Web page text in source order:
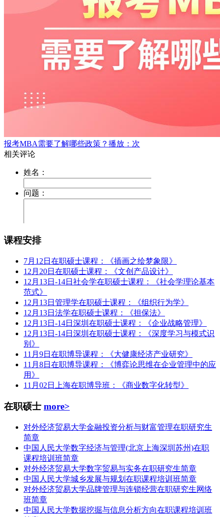
报考MBA需要了解哪些政策？ 播放：次
课程安排
7月12日在职硕士课程：《插画之绘梦象限》
12月20日在职硕士课程：《文创产品设计》
12月13日-14日社会学在职硕士课程：《社会学理论基本
范式》
12月13日管理学在职硕士课程：《组织行为学》
12月13日法学在职硕士课程：《担保法》
12月13日-14日深圳在职硕士课程：《企业战略管理》
12月13日-14日深圳在职硕士课程：《深度学习与模式识
别》
11月9日在职博导课程：《大健康经济产业研究》
11月8日在职博导课程：《博弈论思维在企业管理中的应
用》
11月02日上海在职博导班：《商业数字化转型》
在职硕士 more>
对外经济贸易大学金融投资分析与财富管理在职研究生
简章
中国人民大学数字经济与管理(北京上海深圳苏州)在职
课程培训班简章
对外经济贸易大学数字贸易与实务在职研究生简章
中国人民大学城乡发展与规划在职课程培训班简章
对外经济贸易大学品牌管理与连锁经营在职研究生网络
班简章
中国人民大学数据挖掘与信息分析方向在职课程培训班